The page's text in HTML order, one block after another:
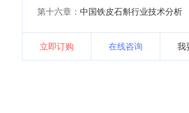
第十六章： 中国铁皮石斛行业技术分析
立即订购 在线咨询 我